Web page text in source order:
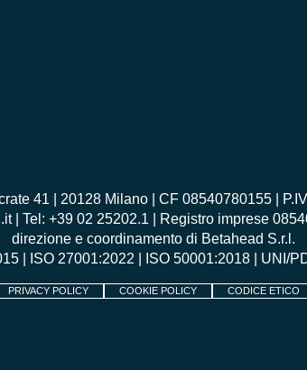
41 | 20128 Milano | CF 08540780155 |
| Tel: +39 02 25202.1 | Registro imprese
direzione e coordinamento di Betahead S.r.l.
| ISO 27001:2022 ISO 50001:2018| UNI/
PRIVACY POLICY COOKIE POLICY CODICE ETICO